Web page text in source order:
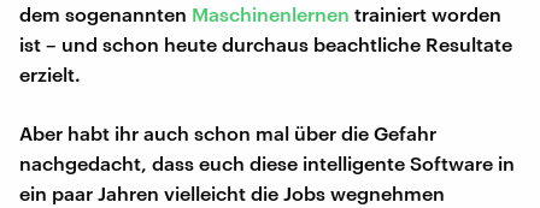
dem sogenannten Maschinenlernen trainiert worden
ist – und schon heute durchaus beachtliche Resultate
erzielt.
Aber habt ihr auch schon mal über die Gefahr
nachgedacht, dass euch diese intelligente Software in
ein paar Jahren vielleicht die Jobs wegnehmen